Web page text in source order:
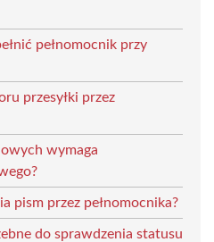
pełnomocnik przy
przesyłki przez
wymaga
pism przez pełnomocnika?
do sprawdzenia statusu